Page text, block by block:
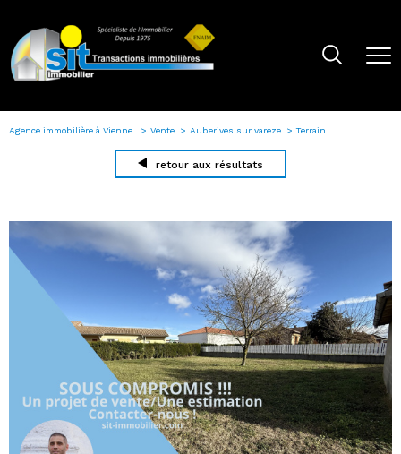
Agence immobilière à Vienne Vente Auberives sur vareze Terrain
retour aux résultats